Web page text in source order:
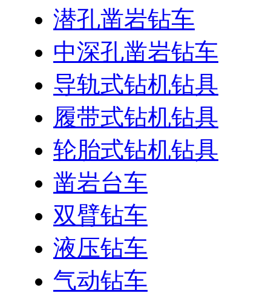
潜孔凿岩钻车
中深孔凿岩钻车
导轨式钻机钻具
履带式钻机钻具
轮胎式钻机钻具
凿岩台车
双臂钻车
液压钻车
气动钻车